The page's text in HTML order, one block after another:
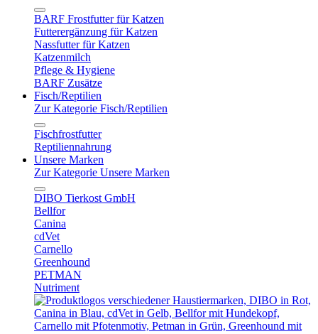
BARF Frostfutter für Katzen
Futterergänzung für Katzen
Nassfutter für Katzen
Katzenmilch
Pflege & Hygiene
BARF Zusätze
Fisch/Reptilien
Zur Kategorie Fisch/Reptilien
Fischfrostfutter
Reptiliennahrung
Unsere Marken
Zur Kategorie Unsere Marken
DIBO Tierkost GmbH
Bellfor
Canina
cdVet
Carnello
Greenhound
PETMAN
Nutriment